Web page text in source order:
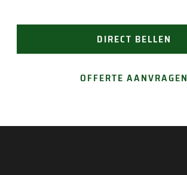
DIRECT BELLEN
OFFERTE AANVRAGEN